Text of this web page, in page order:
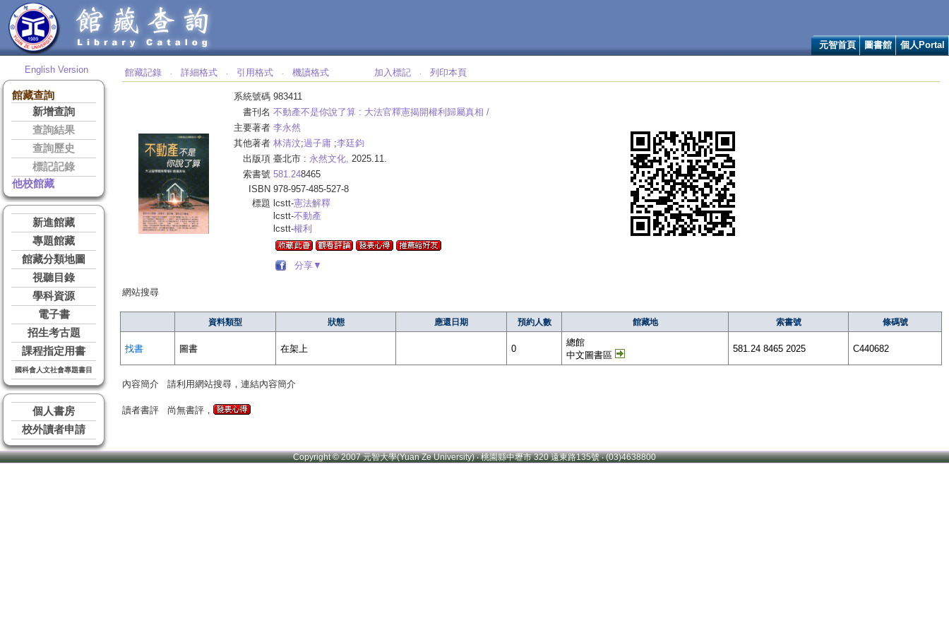
元智首頁 圖書館 個人Portal
English Version
館藏查詢
新增查詢
查詢結果
查詢歷史
標記記錄
他校館藏
新進館藏
專題館藏
館藏分類地圖
視聽目錄
學科資源
電子書
招生考古題
課程指定用書
國科會人文社會專題書目
個人書房
校外讀者申請
館藏記錄 ‧ 詳細格式 ‧ 引用格式 ‧ 機讀格式 加入標記 ‧ 列印本頁
系統號碼 983411
書刊名 不動產不是你說了算 : 大法官釋憲揭開權利歸屬真相 /
主要著者 李永然
其他著者 林清汶;過子庸 ;李廷鈞
出版項 臺北市 : 永然文化, 2025.11.
索書號 581.248465
ISBN 978-957-485-527-8
標題 lcstt-憲法解釋
lcstt-不動產
lcstt-權利
分享▼
網站搜尋
資料類型 狀態 應還日期 預約人數 館藏地 索書號 條碼號
找書 圖書 在架上 0
總館
中文圖書區
581.24 8465 2025 C440682
內容簡介 請利用網站搜尋，連結內容簡介
讀者書評 尚無書評，
Copyright © 2007 元智大學(Yuan Ze University) ‧ 桃園縣中壢市 320 遠東路135號 ‧ (03)4638800